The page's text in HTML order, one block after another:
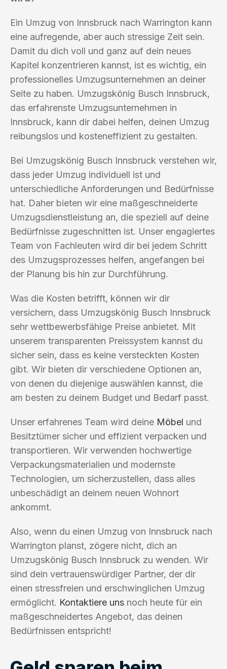
Ein Umzug von Innsbruck nach Warrington kann
eine aufregende, aber auch stressige Zeit sein.
Damit du dich voll und ganz auf dein neues
Kapitel konzentrieren kannst, ist es wichtig, ein
professionelles Umzugsunternehmen an deiner
Seite zu haben. Umzugskönig Busch Innsbruck,
das erfahrenste Umzugsunternehmen in
Innsbruck, kann dir dabei helfen, deinen Umzug
reibungslos und kosteneffizient zu gestalten.
Bei Umzugskönig Busch Innsbruck verstehen wir,
dass jeder Umzug individuell ist und
unterschiedliche Anforderungen und Bedürfnisse
hat. Daher bieten wir eine maßgeschneiderte
Umzugsdienstleistung an, die speziell auf deine
Bedürfnisse zugeschnitten ist. Unser engagiertes
Team von Fachleuten wird dir bei jedem Schritt
des Umzugsprozesses helfen, angefangen bei
der Planung bis hin zur Durchführung.
Was die Kosten betrifft, können wir dir
versichern, dass Umzugskönig Busch Innsbruck
sehr wettbewerbsfähige Preise anbietet. Mit
unserem transparenten Preissystem kannst du
sicher sein, dass es keine versteckten Kosten
gibt. Wir bieten dir verschiedene Optionen an,
von denen du diejenige auswählen kannst, die
am besten zu deinem Budget und Bedarf passt.
Unser erfahrenes Team wird deine Möbel und
Besitztümer sicher und effizient verpacken und
transportieren. Wir verwenden hochwertige
Verpackungsmaterialien und modernste
Technologien, um sicherzustellen, dass alles
unbeschädigt an deinem neuen Wohnort
ankommt.
Also, wenn du einen Umzug von Innsbruck nach
Warrington planst, zögere nicht, dich an
Umzugskönig Busch Innsbruck zu wenden. Wir
sind dein vertrauenswürdiger Partner, der dir
einen stressfreien und erschwinglichen Umzug
ermöglicht. Kontaktiere uns noch heute für ein
maßgeschneidertes Angebot, das deinen
Bedürfnissen entspricht!